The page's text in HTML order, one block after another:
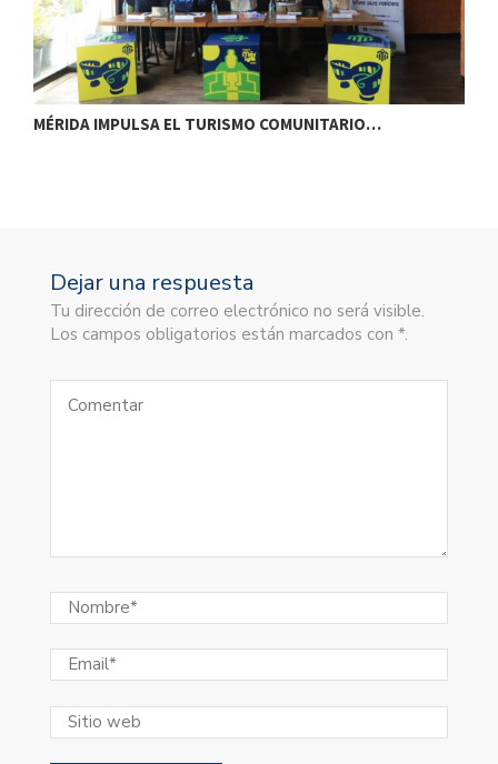
MÉRIDA IMPULSA EL TURISMO COMUNITARIO…
Dejar una respuesta
Tu dirección de correo electrónico no será visible.
Los campos obligatorios están marcados con *.